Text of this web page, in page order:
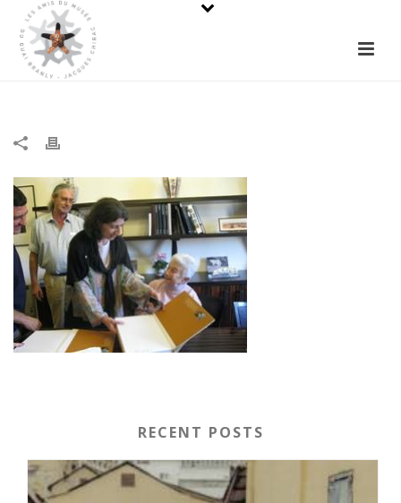
RECENT POSTS